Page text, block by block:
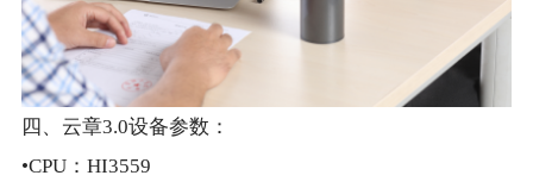
四、云章3.0设备参数：
•CPU：HI3559